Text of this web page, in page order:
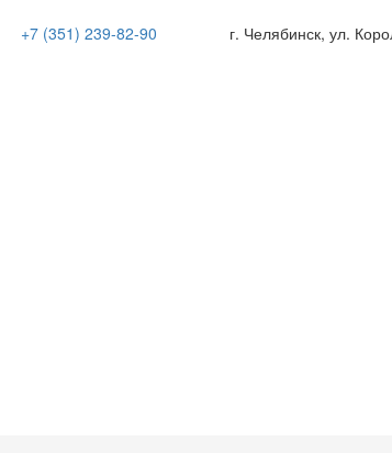
+7 (351) 239-82-90 г. Челябинск, ул.